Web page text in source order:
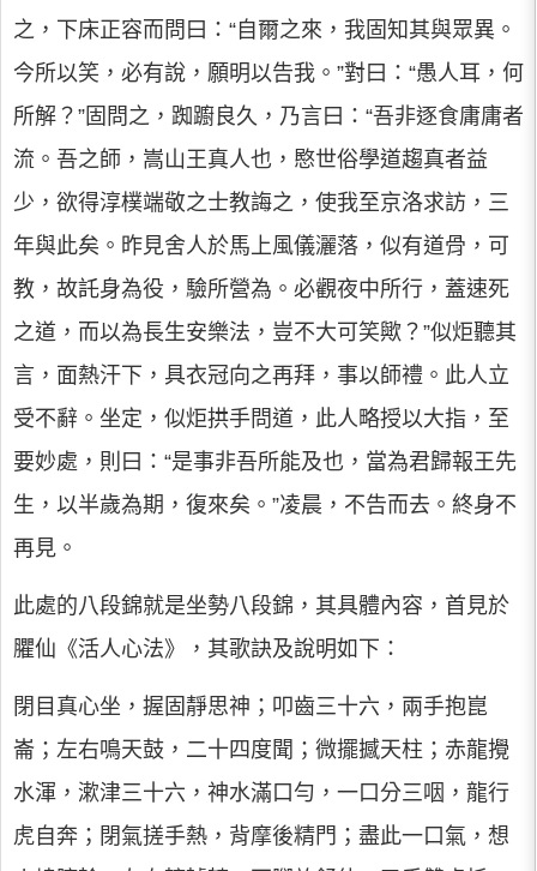
之，下床正容而問曰：“自爾之來，我固知其與眾異。
今所以笑，必有說，願明以告我。”對曰：“愚人耳，何
所解？”固問之，踟躕良久，乃言曰：“吾非逐食庸庸者
流。吾之師，嵩山王真人也，愍世俗學道趨真者益
少，欲得淳樸端敬之士教誨之，使我至京洛求訪，三
年與此矣。昨見舍人於馬上風儀灑落，似有道骨，可
教，故託身為役，驗所營為。必觀夜中所行，蓋速死
之道，而以為長生安樂法，豈不大可笑歟？”似炬聽其
言，面熱汗下，具衣冠向之再拜，事以師禮。此人立
受不辭。坐定，似炬拱手問道，此人略授以大指，至
要妙處，則曰：“是事非吾所能及也，當為君歸報王先
生，以半歲為期，復來矣。”凌晨，不告而去。終身不
再見。
此處的八段錦就是坐勢八段錦，其具體內容，首見於
臞仙《活人心法》，其歌訣及說明如下：
閉目真心坐，握固靜思神；叩齒三十六，兩手抱崑
崙；左右鳴天鼓，二十四度聞；微擺撼天柱；赤龍攪
水渾，漱津三十六，神水滿口勻，一口分三咽，龍行
虎自奔；閉氣搓手熱，背摩後精門；盡此一口氣，想